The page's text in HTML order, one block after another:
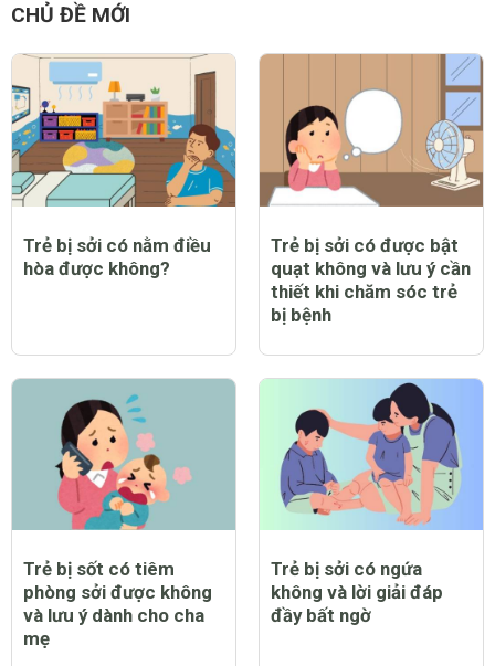
CHỦ ĐỀ MỚI
Trẻ bị sởi có nằm điều
hòa được không?
Trẻ bị sởi có được bật
quạt không và lưu ý cần
thiết khi chăm sóc trẻ
bị bệnh
Trẻ bị sốt có tiêm
phòng sởi được không
và lưu ý dành cho cha
mẹ
Trẻ bị sởi có ngứa
không và lời giải đáp
đầy bất ngờ